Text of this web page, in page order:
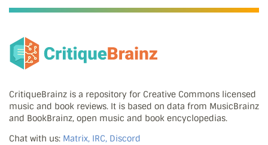
CritiqueBrainz is a repository for Creative Commons licensed
music and book reviews. It is based on data from MusicBrainz
and BookBrainz, open music and book encyclopedias.
Chat with us: Matrix, IRC, Discord